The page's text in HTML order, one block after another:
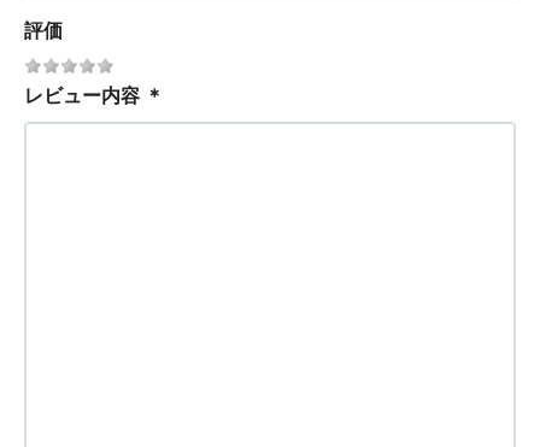
評価
レビュー内容 ＊